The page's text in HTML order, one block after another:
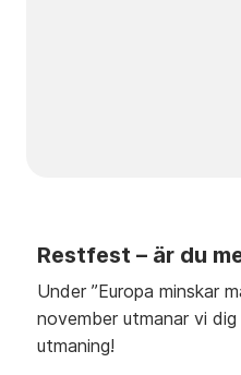
Restfest – är du
Under ”Europa minskar
november utmanar vi
utmaning!